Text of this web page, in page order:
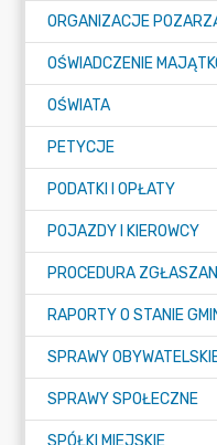
ORGANIZACJE
OŚWIADCZENIE
OŚWIATA
PETYCJE
PODATKI I OPŁATY
POJAZDY I KIEROWCY
RAPORTY O STANIE
SPRAWY
SPRAWY SPOŁECZNE
SPÓŁKI MIEJSKIE